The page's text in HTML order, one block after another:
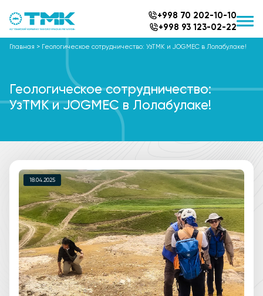
+998 70 202-10-10
+998 93 123-02-22
Главная > Геологическое сотрудничество: УзТМК и JOGMEC в Лолабулаке!
Геологическое сотрудничество:
УзТМК и JOGMEC в Лолабулаке!
18.04.2025